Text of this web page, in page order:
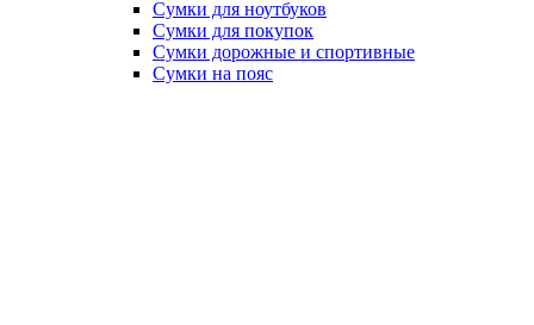
Сумки для ноутбуков
Сумки для покупок
Сумки дорожные и спортивные
Сумки на пояс